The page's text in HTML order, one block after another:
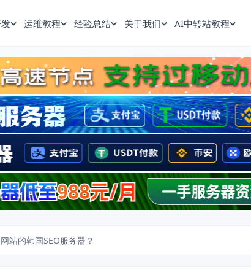
运维教程 经验总结 关于我们 AI中转站教程
站的韩国SEO服务器？